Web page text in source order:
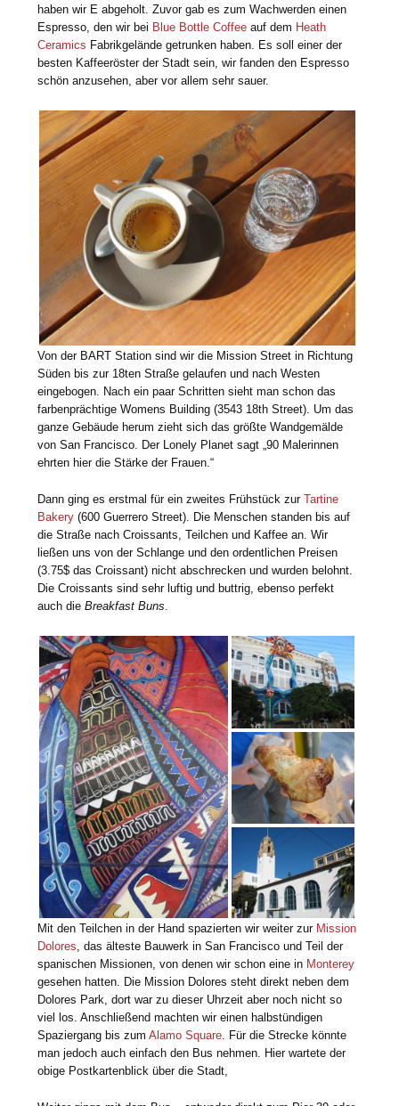
haben wir E abgeholt. Zuvor gab es zum Wachwerden einen
Espresso, den wir bei Blue Bottle Coffee auf dem Heath
Ceramics Fabrikgelände getrunken haben. Es soll einer der
besten Kaffeeröster der Stadt sein, wir fanden den Espresso
schön anzusehen, aber vor allem sehr sauer.
Von der BART Station sind wir die Mission Street in Richtung
Süden bis zur 18ten Straße gelaufen und nach Westen
eingebogen. Nach ein paar Schritten sieht man schon das
farbenprächtige Womens Building (3543 18th Street). Um das
ganze Gebäude herum zieht sich das größte Wandgemälde
von San Francisco. Der Lonely Planet sagt „90 Malerinnen
ehrten hier die Stärke der Frauen.“
Dann ging es erstmal für ein zweites Frühstück zurTartine
Bakery (600 Guerrero Street). Die Menschen standen bis auf
die Straße nach Croissants, Teilchen und Kaffee an. Wir
ließen uns von der Schlange und den ordentlichen Preisen
(3.75$ das Croissant) nicht abschrecken und wurden belohnt.
Die Croissants sind sehr luftig und buttrig, ebenso perfekt
auch dieBreakfast Buns.
Mit den Teilchen in der Hand spazierten wir weiter zur Mission
Dolores, das älteste Bauwerk in San Francisco und Teil der
spanischen Missionen, von denen wir schon eine in Monterey
gesehen hatten. Die Mission Dolores steht direkt neben dem
Dolores Park, dort war zu dieser Uhrzeit aber noch nicht so
viel los. Anschließend machten wir einen halbstündigen
Spaziergang bis zumAlamo Square. Für die Strecke könnte
man jedoch auch einfach den Bus nehmen. Hier wartete der
obige Postkartenblick über die Stadt,